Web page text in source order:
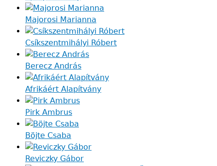
Majorosi Marianna
Csíkszentmihályi Róbert
Berecz András
Afrikáért Alapítvány
Pirk Ambrus
Böjte Csaba
Reviczky Gábor